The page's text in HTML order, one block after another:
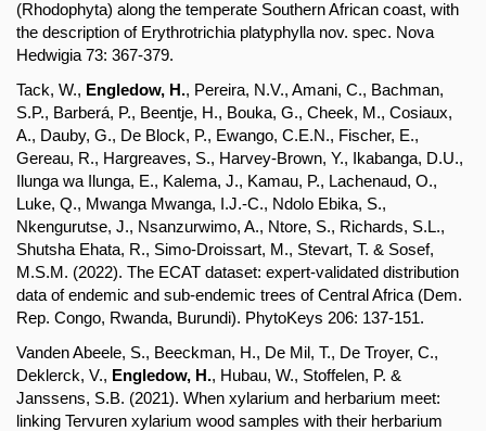
(Rhodophyta) along the temperate Southern African coast, with
the description of Erythrotrichia platyphylla nov. spec. Nova
Hedwigia 73: 367-379.
Tack, W., Engledow, H., Pereira, N.V., Amani, C., Bachman,
S.P., Barberá, P., Beentje, H., Bouka, G., Cheek, M., Cosiaux,
A., Dauby, G., De Block, P., Ewango, C.E.N., Fischer, E.,
Gereau, R., Hargreaves, S., Harvey-Brown, Y., Ikabanga, D.U.,
Ilunga wa Ilunga, E., Kalema, J., Kamau, P., Lachenaud, O.,
Luke, Q., Mwanga Mwanga, I.J.-C., Ndolo Ebika, S.,
Nkengurutse, J., Nsanzurwimo, A., Ntore, S., Richards, S.L.,
Shutsha Ehata, R., Simo-Droissart, M., Stevart, T. & Sosef,
M.S.M. (2022). The ECAT dataset: expert-validated distribution
data of endemic and sub-endemic trees of Central Africa (Dem.
Rep. Congo, Rwanda, Burundi). PhytoKeys 206: 137-151.
Vanden Abeele, S., Beeckman, H., De Mil, T., De Troyer, C.,
Deklerck, V., Engledow, H., Hubau, W., Stoffelen, P. &
Janssens, S.B. (2021). When xylarium and herbarium meet:
linking Tervuren xylarium wood samples with their herbarium